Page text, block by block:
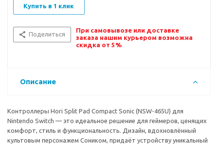
Купить в 1 клик
Поделиться
При самовывозе или доставке
заказа нашим курьером возможна
скидка от 5%
Описание
Контроллеры Hori Split Pad Compact Sonic (NSW-465U) для
Nintendo Switch — это идеальное решение для геймеров, ценящих
комфорт, стиль и функциональность. Дизайн, вдохновлённый
культовым персонажем Соником, придаёт устройству уникальный